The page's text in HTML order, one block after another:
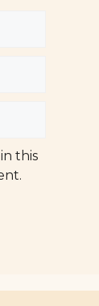
this